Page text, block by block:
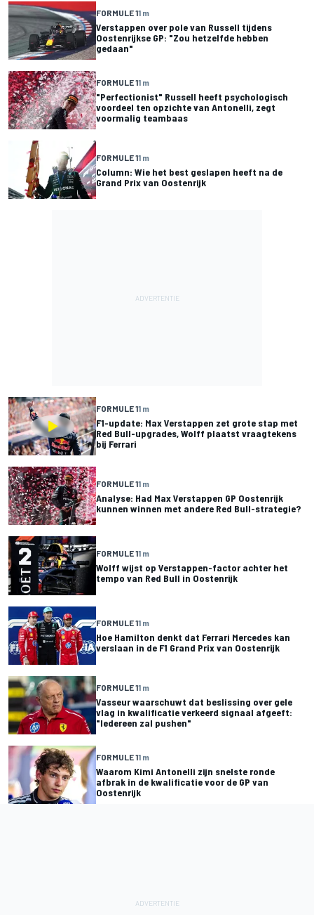
FORMULE 11 m
Verstappen over pole van Russell tijdens
Oostenrijkse GP: "Zou hetzelfde hebben
gedaan"
FORMULE 11 m
"Perfectionist" Russell heeft psychologisch
voordeel ten opzichte van Antonelli, zegt
voormalig teambaas
FORMULE 11 m
Column: Wie het best geslapen heeft na de
Grand Prix van Oostenrijk
FORMULE 11 m
F1-update: Max Verstappen zet grote stap met
Red Bull-upgrades, Wolff plaatst vraagtekens
bij Ferrari
FORMULE 11 m
Analyse: Had Max Verstappen GP Oostenrijk
kunnen winnen met andere Red Bull-strategie?
FORMULE 11 m
Wolff wijst op Verstappen-factor achter het
tempo van Red Bull in Oostenrijk
FORMULE 11 m
Hoe Hamilton denkt dat Ferrari Mercedes kan
verslaan in de F1 Grand Prix van Oostenrijk
FORMULE 11 m
Vasseur waarschuwt dat beslissing over gele
vlag in kwalificatie verkeerd signaal afgeeft:
"Iedereen zal pushen"
FORMULE 11 m
Waarom Kimi Antonelli zijn snelste ronde
afbrak in de kwalificatie voor de GP van
Oostenrijk